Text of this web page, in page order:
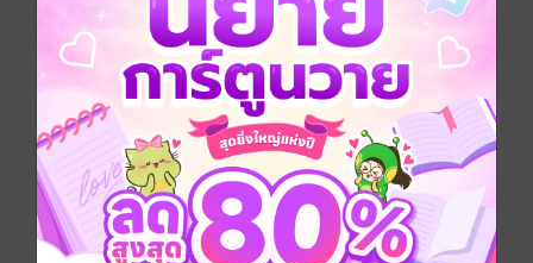
ทดลองอ่าน ซื้อ 69 บาท
5.00 1 Rating
อยากได้ ซื้อเป็นของขวัญ ติดตาม แชร์